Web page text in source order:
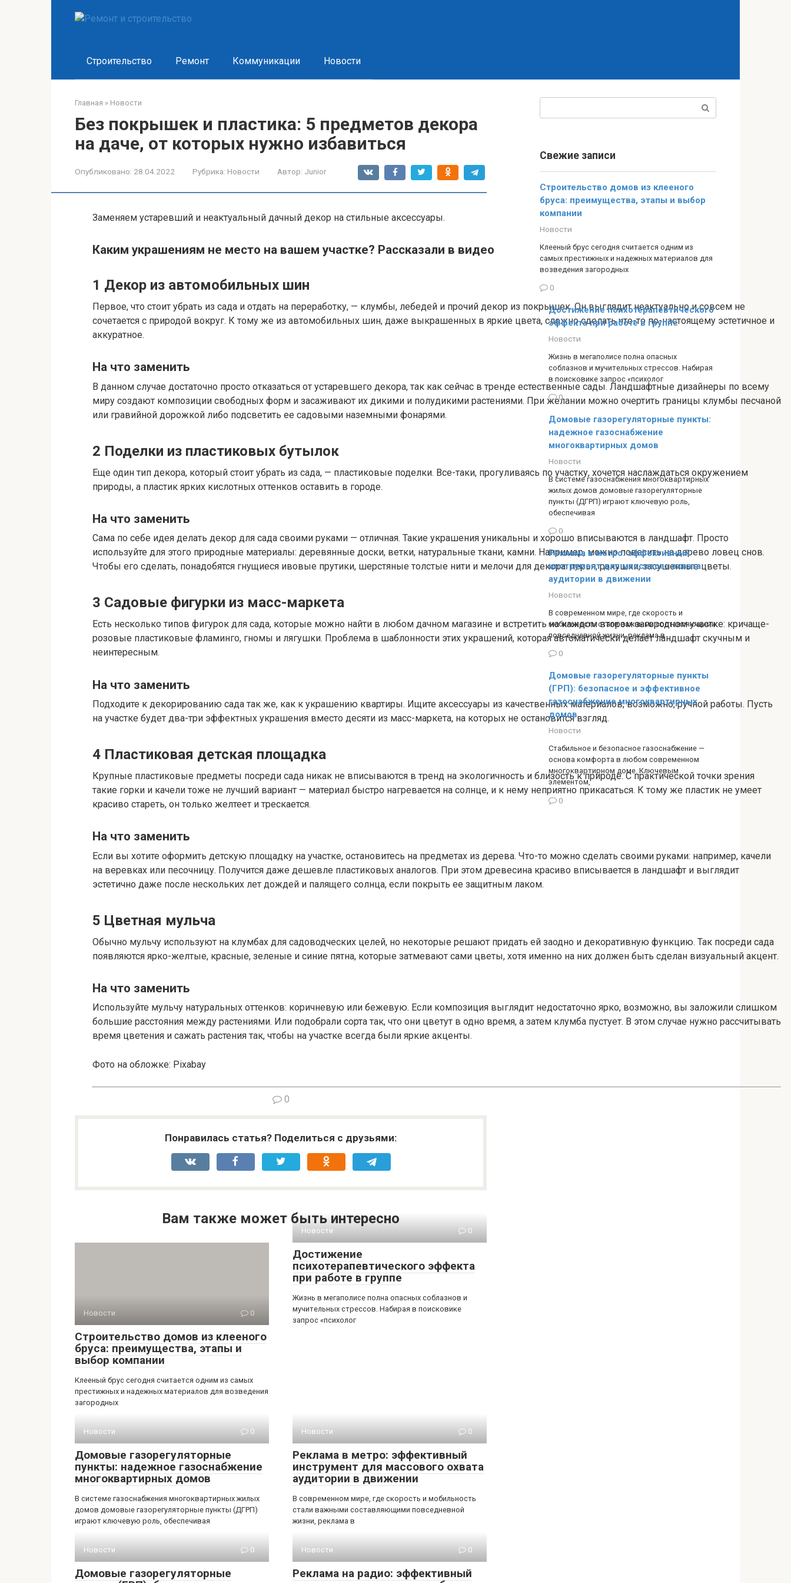
Строительство Ремонт Коммуникации Новости
Главная » Новости
Без покрышек и пластика: 5 предметов декора
на даче, от которых нужно избавиться
Опубликовано: 28.04.2022 Рубрика: Новости Автор: Junior
Заменяем устаревший и неактуальный дачный декор на стильные аксессуары.
Каким украшениям не место на вашем участке? Рассказали в видео
1 Декор из автомобильных шин
Первое, что стоит убрать из сада и отдать на переработку, — клумбы, лебедей и прочий декор из покрышек. Он выглядит неактуально и совсем не
сочетается с природой вокруг. К тому же из автомобильных шин, даже выкрашенных в яркие цвета, сложно сделать что-то по-настоящему эстетичное и
аккуратное.
На что заменить
В данном случае достаточно просто отказаться от устаревшего декора, так как сейчас в тренде естественные сады. Ландшафтные дизайнеры по всему
миру создают композиции свободных форм и засаживают их дикими и полудикими растениями. При желании можно очертить границы клумбы песчаной
или гравийной дорожкой либо подсветить ее садовыми наземными фонарями.
2 Поделки из пластиковых бутылок
Еще один тип декора, который стоит убрать из сада, — пластиковые поделки. Все-таки, прогуливаясь по участку, хочется наслаждаться окружением
природы, а пластик ярких кислотных оттенков оставить в городе.
На что заменить
Сама по себе идея делать декор для сада своими руками — отличная. Такие украшения уникальны и хорошо вписываются в ландшафт. Просто
используйте для этого природные материалы: деревянные доски, ветки, натуральные ткани, камни. Например, можно повесить на дерево ловец снов.
Чтобы его сделать, понадобятся гнущиеся ивовые прутики, шерстяные толстые нити и мелочи для декора: перья, ракушки, засушенные цветы.
3 Садовые фигурки из масс-маркета
Есть несколько типов фигурок для сада, которые можно найти в любом дачном магазине и встретить на каждом втором загородном участке: кричаще-
розовые пластиковые фламинго, гномы и лягушки. Проблема в шаблонности этих украшений, которая автоматически делает ландшафт скучным и
неинтересным.
На что заменить
Подходите к декорированию сада так же, как к украшению квартиры. Ищите аксессуары из качественных материалов, возможно, ручной работы. Пусть
на участке будет два-три эффектных украшения вместо десяти из масс-маркета, на которых не остановится взгляд.
4 Пластиковая детская площадка
Крупные пластиковые предметы посреди сада никак не вписываются в тренд на экологичность и близость к природе. С практической точки зрения
такие горки и качели тоже не лучший вариант — материал быстро нагревается на солнце, и к нему неприятно прикасаться. К тому же пластик не умеет
красиво стареть, он только желтеет и трескается.
На что заменить
Если вы хотите оформить детскую площадку на участке, остановитесь на предметах из дерева. Что-то можно сделать своими руками: например, качели
на веревках или песочницу. Получится даже дешевле пластиковых аналогов. При этом древесина красиво вписывается в ландшафт и выглядит
эстетично даже после нескольких лет дождей и палящего солнца, если покрыть ее защитным лаком.
5 Цветная мульча
Обычно мульчу используют на клумбах для садоводческих целей, но некоторые решают придать ей заодно и декоративную функцию. Так посреди сада
появляются ярко-желтые, красные, зеленые и синие пятна, которые затмевают сами цветы, хотя именно на них должен быть сделан визуальный акцент.
На что заменить
Используйте мульчу натуральных оттенков: коричневую или бежевую. Если композиция выглядит недостаточно ярко, возможно, вы заложили слишком
большие расстояния между растениями. Или подобрали сорта так, что они цветут в одно время, а затем клумба пустует. В этом случае нужно рассчитывать
время цветения и сажать растения так, чтобы на участке всегда были яркие акценты.
Фото на обложке: Pixabay
0
Понравилась статья? Поделиться с друзьями:
Вам также может быть интересно
Новости 0
Строительство домов из клееного
бруса: преимущества, этапы и
выбор компании
Клееный брус сегодня считается одним из самых
престижных и надежных материалов для возведения
загородных
Новости 0
Достижение
психотерапевтического эффекта
при работе в группе
Жизнь в мегаполисе полна опасных соблазнов и
мучительных стрессов. Набирая в поисковике
запрос «психолог
Новости 0
Домовые газорегуляторные
пункты: надежное газоснабжение
многоквартирных домов
В системе газоснабжения многоквартирных жилых
домов домовые газорегуляторные пункты (ДГРП)
играют ключевую роль, обеспечивая
Новости 0
Реклама в метро: эффективный
инструмент для массового охвата
аудитории в движении
В современном мире, где скорость и мобильность
стали важными составляющими повседневной
жизни, реклама в
Новости 0
Домовые газорегуляторные
Новости 0
Реклама на радио: эффективный
Свежие записи
Строительство домов из клееного
бруса: преимущества, этапы и выбор
компании
Новости
Клееный брус сегодня считается одним из
самых престижных и надежных материалов для
возведения загородных
0
Достижение психотерапевтического
эффекта при работе в группе
Новости
Жизнь в мегаполисе полна опасных
соблазнов и мучительных стрессов. Набирая
в поисковике запрос «психолог
0
Домовые газорегуляторные пункты:
надежное газоснабжение
многоквартирных домов
Новости
В системе газоснабжения многоквартирных
жилых домов домовые газорегуляторные
пункты (ДГРП) играют ключевую роль,
обеспечивая
0
Реклама в метро: эффективный
инструмент для массового охвата
аудитории в движении
Новости
В современном мире, где скорость и
мобильность стали важными составляющими
повседневной жизни, реклама в
0
Домовые газорегуляторные пункты
(ГРП): безопасное и эффективное
газоснабжение многоквартирных
домов
Новости
Стабильное и безопасное газоснабжение —
основа комфорта в любом современном
многоквартирном доме. Ключевым
элементом,
0